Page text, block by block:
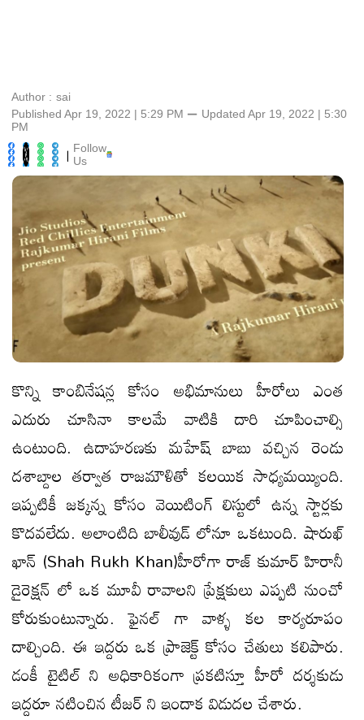
Author : sai
Published Apr 19, 2022 | 5:29 PM ⚊ Updated Apr 19, 2022 | 5:30
PM
| Follow
Us
కొన్ని కాంబినేషన్ల కోసం అభిమానులు హీరోలు ఎంత
ఎదురు చూసినా కాలమే వాటికి దారి చూపించాల్సి
ఉంటుంది. ఉదాహరణకు మహేష్ బాబు వచ్చిన రెండు
దశాబ్దాల తర్వాత రాజమౌళితో కలయిక సాధ్యమయ్యింది.
ఇప్పటికీ జక్కన్న కోసం వెయిటింగ్ లిస్టులో ఉన్న స్టార్లకు
కొదవలేదు. అలాంటిది బాలీవుడ్ లోనూ ఒకటుంది. షారుఖ్
ఖాన్ (Shah Rukh Khan)హీరోగా రాజ్ కుమార్ హిరానీ
డైరెక్షన్ లో ఒక మూవీ రావాలని ప్రేక్షకులు ఎప్పటి నుంచో
కోరుకుంటున్నారు. ఫైనల్ గా వాళ్ళ కల కార్యరూపం
దాల్చింది. ఈ ఇద్దరు ఒక ప్రాజెక్ట్ కోసం చేతులు కలిపారు.
డంకీ టైటిల్ ని అధికారికంగా ప్రకటిస్తూ హీరో దర్శకుడు
ఇద్దరూ నటించిన టీజర్ ని ఇందాక విడుదల చేశారు.